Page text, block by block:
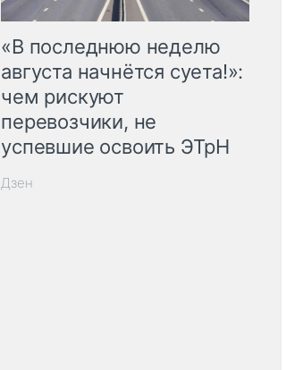
«В последнюю неделю
августа начнётся суета!»:
чем рискуют
перевозчики, не
успевшие освоить ЭТрН
Дзен